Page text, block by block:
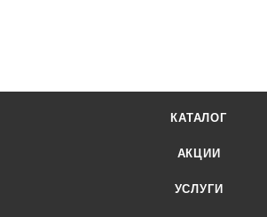
КАТАЛОГ
АКЦИИ
УСЛУГИ